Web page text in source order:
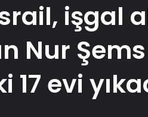
işgal
Nur
17 evi